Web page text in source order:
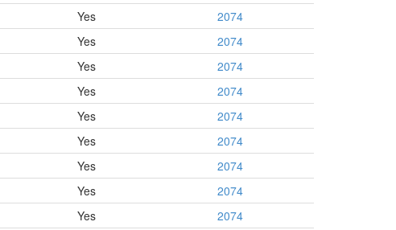
Yes
2074
Yes
2074
Yes
2074
Yes
2074
Yes
2074
Yes
2074
Yes
2074
Yes
2074
Yes
2074